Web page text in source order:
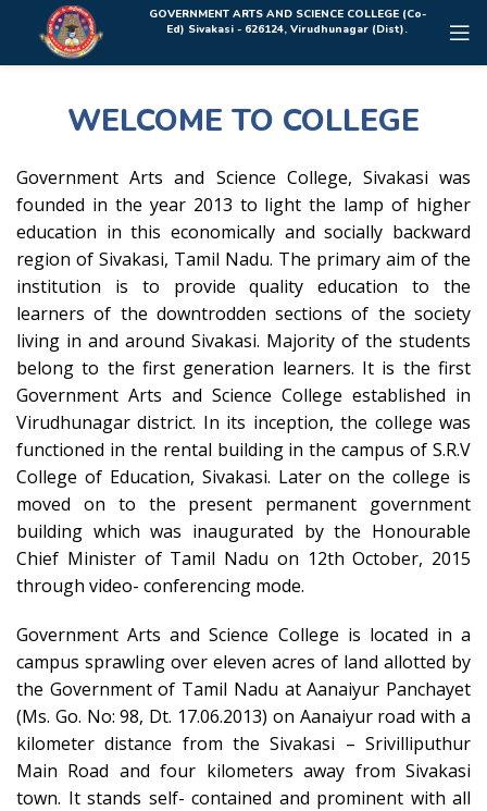
Rolex Replica Uhren DeutschlandGOVERNMENT ARTS AND SCIENCE COLLEGE (Co-
Ed) Sivakasi - 626124, Virudhunagar (Dist).
WELCOME TO COLLEGE
Government Arts and Science College, Sivakasi was
founded in the year 2013 to light the lamp of higher
education in this economically and socially backward
region of Sivakasi, Tamil Nadu. The primary aim of the
institution is to provide quality education to the
learners of the downtrodden sections of the society
living in and around Sivakasi. Majority of the students
belong to the first generation learners. It is the first
Government Arts and Science College established in
Virudhunagar district. In its inception, the college was
functioned in the rental building in the campus of S.R.V
College of Education, Sivakasi. Later on the college is
moved on to the present permanent government
building which was inaugurated by the Honourable
Chief Minister of Tamil Nadu on 12th October, 2015
through video- conferencing mode.
Government Arts and Science College is located in a
campus sprawling over eleven acres of land allotted by
the Government of Tamil Nadu at Aanaiyur Panchayet
(Ms. Go. No: 98, Dt. 17.06.2013) on Aanaiyur road with a
kilometer distance from the Sivakasi – Srivilliputhur
Main Road and four kilometers away from Sivakasi
town. It stands self- contained and prominent with all